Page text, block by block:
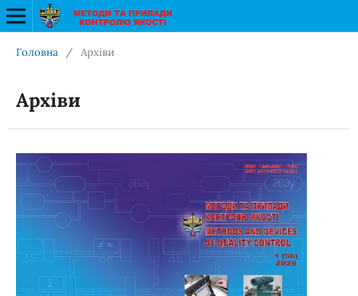
Головна / Архіви
Архіви